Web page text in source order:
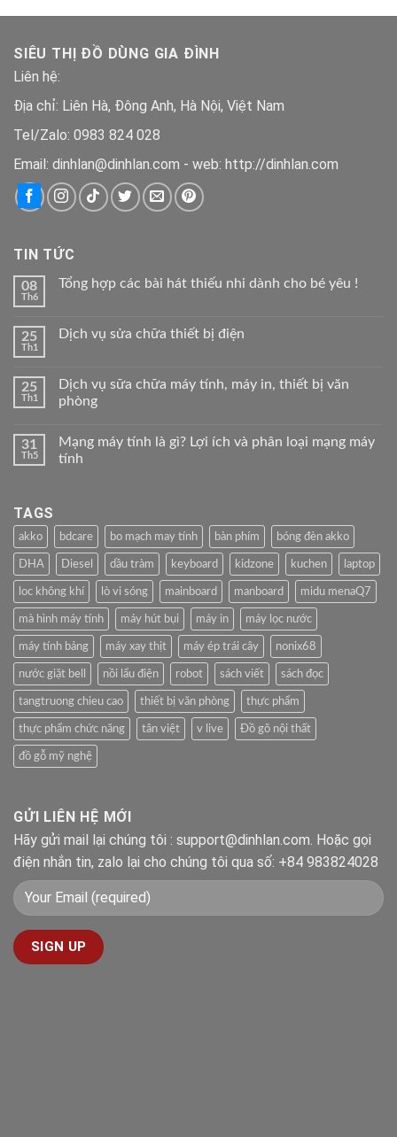
SIÊU THỊ ĐỒ DÙNG GIA ĐÌNH
Liên hệ:
Địa chỉ: Liên Hà, Đông Anh, Hà Nội, Việt Nam
Tel/Zalo: 0983 824 028
Email: dinhlan@dinhlan.com - web: http://dinhlan.com
TIN TỨC
08
Th6
Tổng hợp các bài hát thiếu nhi dành cho bé yêu !
25
Th1
Dịch vụ sửa chữa thiết bị điện
25
Th1
Dịch vụ sữa chữa máy tính, máy in, thiết bị văn
phòng
31
Th5
Mạng máy tính là gì? Lợi ích và phân loại mạng máy
tính
TAGS
akko bdcare bo mạch may tính bàn phím bóng đèn akko
DHA Diesel dầu tràm keyboard kidzone kuchen laptop
loc không khí lò vi sóng mainboard manboard midu menaQ7
mà hình máy tính máy hút bụi máy in máy lọc nước
máy tính bảng máy xay thịt máy ép trái cây nonix68
nước giặt bell nồi lẩu điện robot sách viết sách đọc
tangtruong chieu cao thiết bị văn phòng thực phẩm
thực phẩm chức năng tân việt v live Đồ gõ nội thất
đồ gỗ mỹ nghệ
GỬI LIÊN HỆ MỚI
Hãy gửi mail lại chúng tôi : support@dinhlan.com. Hoặc gọi
điện nhắn tin, zalo lại cho chúng tôi qua số: +84 983824028